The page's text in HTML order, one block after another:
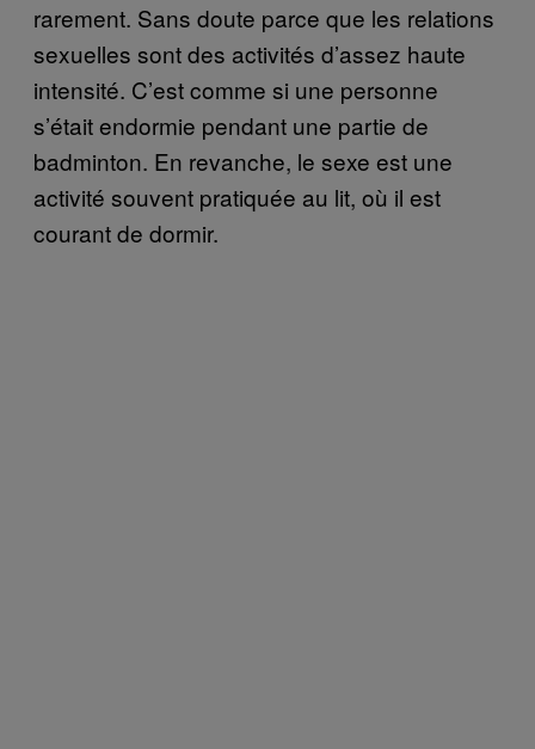
rarement. Sans doute parce que les relations
sexuelles sont des activités d’assez haute
intensité. C’est comme si une personne
s’était endormie pendant une partie de
badminton. En revanche, le sexe est une
activité souvent pratiquée au lit, où il est
courant de dormir.